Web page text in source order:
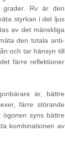
grader. Rv är den
styrkan i det ljus
av det mänskliga
den totala anti-
och tar hänsyn till
färre reflektioner
är, bättre
färre störande
ögonen syns bättre
kombinationen av